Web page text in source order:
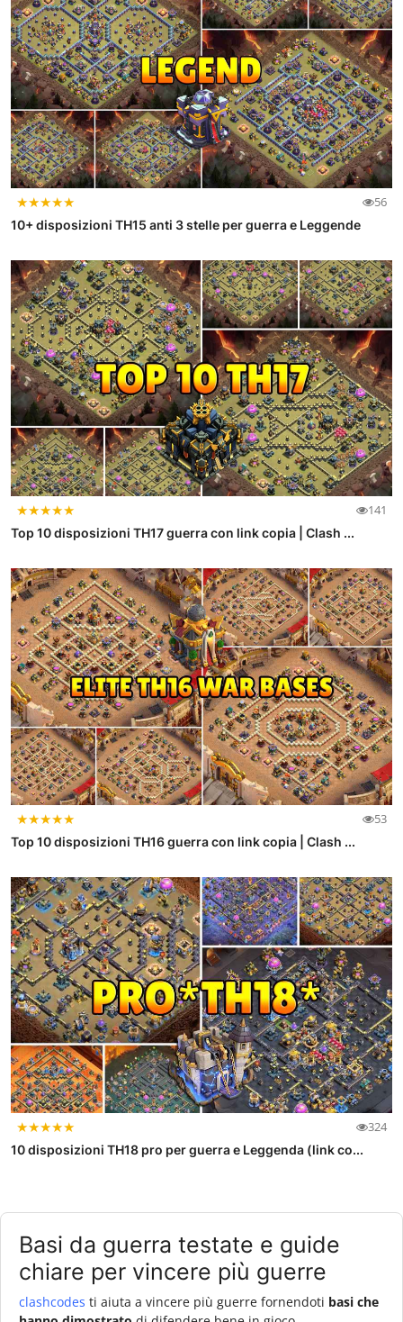
★★★★★ 56
10+ disposizioni TH15 anti 3 stelle per guerra e Leggende
★★★★★ 141
Top 10 disposizioni TH17 guerra con link copia | Clash ...
★★★★★ 53
Top 10 disposizioni TH16 guerra con link copia | Clash ...
★★★★★ 324
10 disposizioni TH18 pro per guerra e Leggenda (link co...
Basi da guerra testate e guide
chiare per vincere più guerre
clashcodes ti aiuta a vincere più guerre fornendoti basi che